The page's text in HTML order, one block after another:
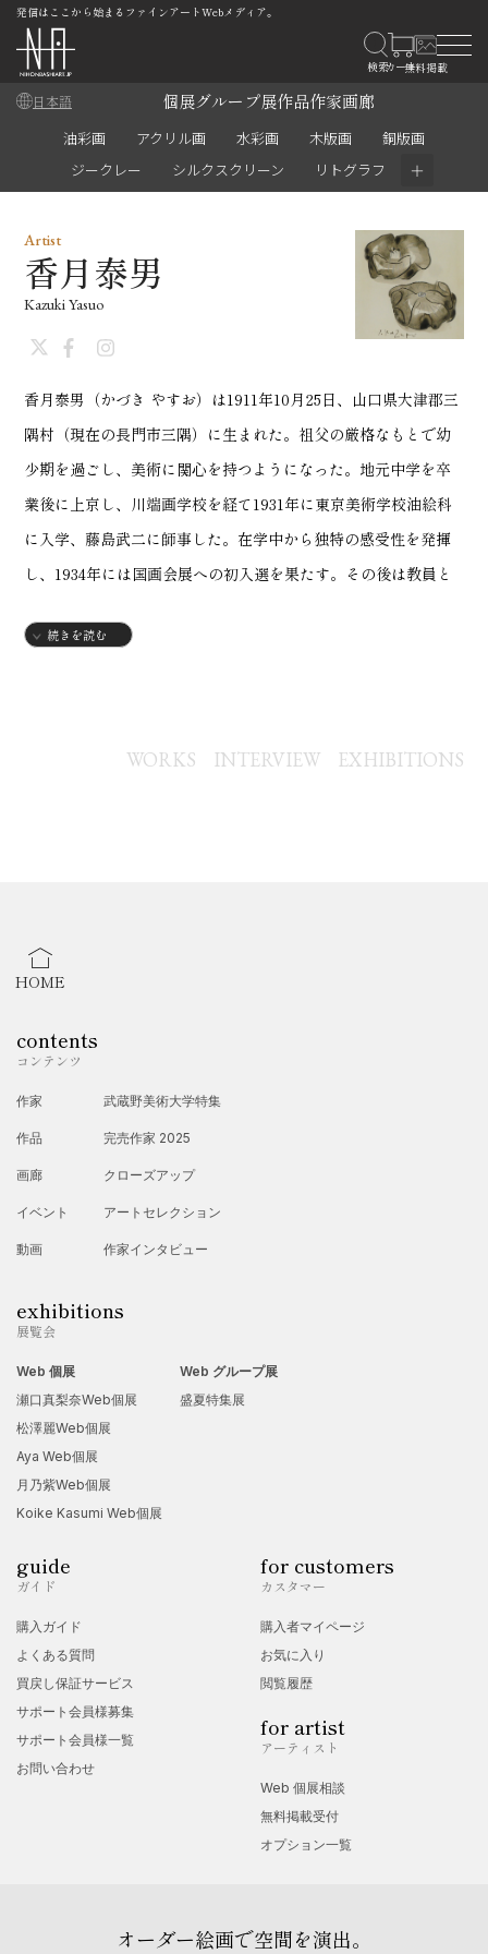
発信はここから始まるファインアートWebメディア。
日本語 個展グループ展作品作家画廊
油彩画 アクリル画 水彩画 木版画
銅版画
ジークレー
シルクスクリーン リトグラフ ＋
香月泰男（かづき やすお）は1911年10月25日、山口県大津郡三
隅村（現在の長門市三隅）に生まれた。祖父の厳格なもとで幼
少期を過ごし、美術に関心を持つようになった。地元中学を卒
業後に上京し、川端画学校を経て1931年に東京美術学校油絵科
に入学、藤島武二に師事した。在学中から独特の感受性を発揮
し、1934年には国画会展への初入選を果たす。その後は教員と
は満州にいて、日本軍降伏の後、シベリアに抑留。極寒の地で
再開。自然や家族の風景、自身の抑留体験をテーマにした作品
特に「シベリア・シリーズ」は平和と人間の尊厳を訴える戦後
美術の金字塔として評価されている。
●作風の特徴と代表作
香月泰男の画風は、戦前の具象表現から始まり、シベリア抑留
体験以後は暗色の重厚な色面構成と無駄のないフォルムを特徴
とする。特有のくすんだ土色・黒を基底に、静かながらも内に
強い感情を込めている点が印象的。形や色の省略が徹底された
題材に取った作品も多い。
代表作としては、全57点より成る「シベリア・シリーズ」
（1947〜1974）が広く知られる。ほか、「兎」（1939／文展特
選）、「復員〈タラップ〉」、「餓」、「母子」、「久原山」
など。これらは、地味な色調のなかに日本的な静けさと、普遍
的な人間への問いかけが込められている。
1911 山口県大津郡三隅村に生まれる
1929 川端画学校に学ぶため上京
1931 東京美術学校油絵科入学、藤島武二に師事
1934 国画会展で初入選
1936 卒業、北海道・山口県で教員生活
1939 「兎」が文展特選を受賞
1945 満州敗戦、ソ連軍捕虜となる（シベリア抑留）
1960 教員を辞し、画業に専念
続きを読む
Artist
香月泰男
Kazuki Yasuo
WORKS INTERVIEW EXHIBITIONS
HOME
contents
コンテンツ
作家
作品
画廊
イベント
動画
武蔵野美術大学特集
完売作家 2025
クローズアップ
アートセレクション
作家インタビュー
exhibitions
展覧会
Web 個展
瀬口真梨奈Web個展
松澤麗Web個展
Aya Web個展
月乃紫Web個展
Koike Kasumi Web個展
Web グループ展
盛夏特集展
guide
ガイド
購入ガイド
よくある質問
買戻し保証サービス
サポート会員様募集
サポート会員様一覧
お問い合わせ
for customers
カスタマー
購入者マイページ
お気に入り
閲覧履歴
for artist
アーティスト
Web 個展相談
無料掲載受付
オプション一覧
オーダー絵画で空間を演出。